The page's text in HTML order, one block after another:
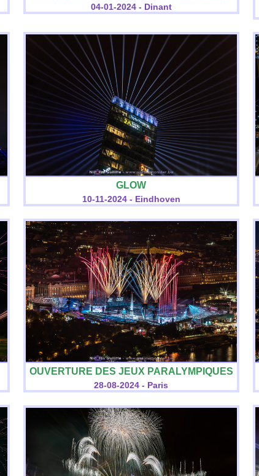
04-01-2024 - Dinant
GLOW
10-11-2024 - Eindhoven
OUVERTURE DES JEUX PARALYMPIQUES
28-08-2024 - Paris